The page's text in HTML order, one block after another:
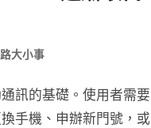
大小事
訊的基礎。使用者需要
手機、申辦新門號，或